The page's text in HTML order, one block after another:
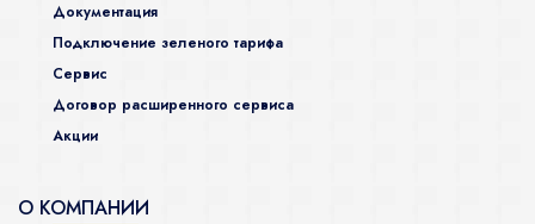
Документация
Подключение зеленого тарифа
Сервис
Договор расширенного сервиса
Акции
О КОМПАНИИ